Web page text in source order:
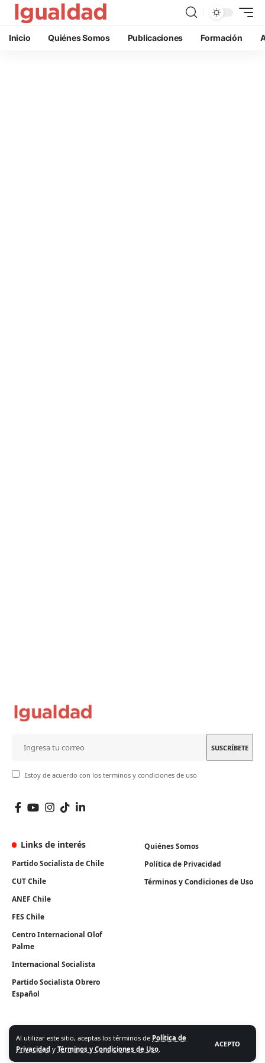
Al utilizar este sitio, aceptas los términos de Política de
Privacidad y Términos y Condiciones de Uso.
ACEPTO
Inicio Quiénes Somos Publicaciones Formación
Estoy de acuerdo con los terminos y condiciones de uso
Links de interés
Partido Socialista de Chile
CUT Chile
ANEF Chile
FES Chile
Centro Internacional Olof
Palme
Internacional Socialista
Partido Socialista Obrero
Español
Quiénes Somos
Política de Privacidad
Términos y Condiciones de Uso
Algunos Derechos Reservados. Instituto Igualdad 2026.